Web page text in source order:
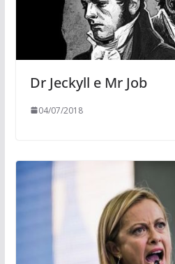
Dr Jeckyll e Mr Job
04/07/2018